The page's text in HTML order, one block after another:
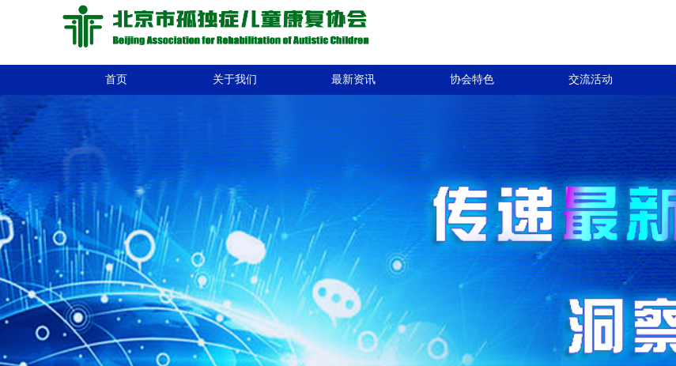
首页 关于我们 最新资讯 协会特色 交流活动